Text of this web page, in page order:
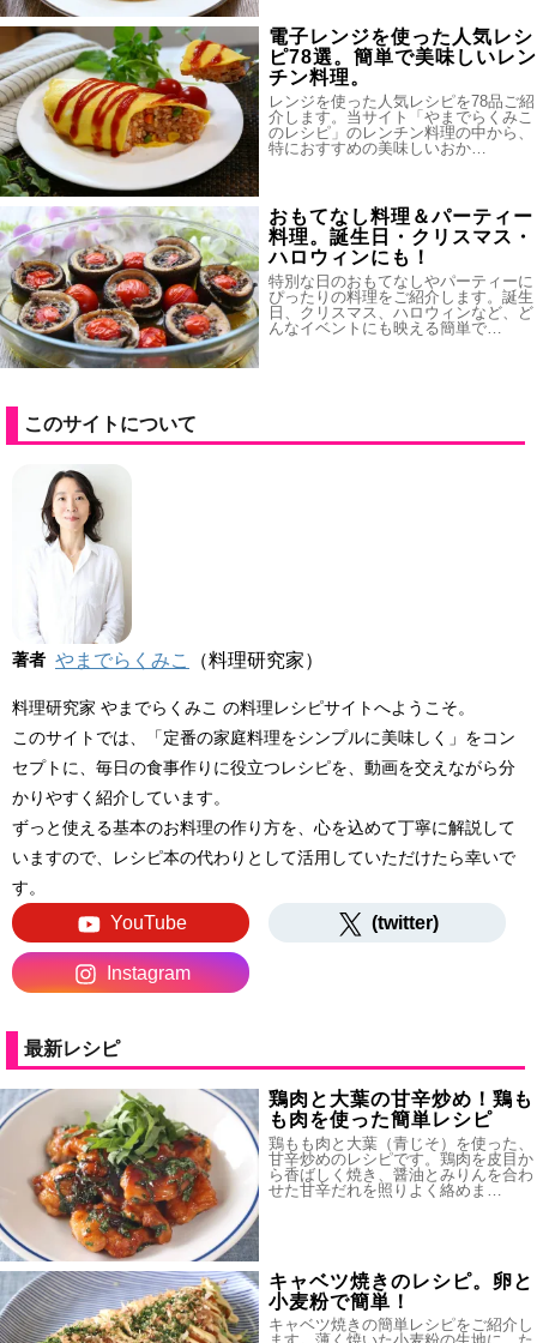
電子レンジを使った人気レシ
ピ78選。簡単で美味しいレン
チン料理。
レンジを使った人気レシピを78品ご紹
介します。当サイト「やまでらくみこ
のレシピ」のレンチン料理の中から、
特におすすめの美味しいおか…
おもてなし料理＆パーティー
料理。誕生日・クリスマス・
ハロウィンにも！
特別な日のおもてなしやパーティーに
ぴったりの料理をご紹介します。誕生
日、クリスマス、ハロウィンなど、ど
んなイベントにも映える簡単で…
このサイトについて
著者 やまでらくみこ （料理研究家）
料理研究家 やまでらくみこ の料理レシピサイトへようこそ。
このサイトでは、「定番の家庭料理をシンプルに美味しく」をコン
セプトに、毎日の食事作りに役立つレシピを、動画を交えながら分
かりやすく紹介しています。
ずっと使える基本のお料理の作り方を、心を込めて丁寧に解説して
いますので、レシピ本の代わりとして活用していただけたら幸いで
す。
YouTube (twitter)
Instagram
最新レシピ
鶏肉と大葉の甘辛炒め！鶏も
も肉を使った簡単レシピ
鶏もも肉と大葉（青じそ）を使った、
甘辛炒めのレシピです。鶏肉を皮目か
ら香ばしく焼き、醤油とみりんを合わ
せた甘辛だれを照りよく絡めま…
キャベツ焼きのレシピ。卵と
小麦粉で簡単！
キャベツ焼きの簡単レシピをご紹介し